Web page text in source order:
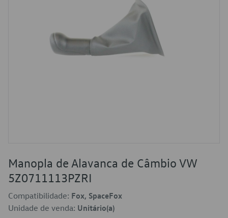
Manopla de Alavanca de Câmbio VW
5Z0711113PZRI
Compatibilidade: Fox, SpaceFox
Unidade de venda: Unitário(a)